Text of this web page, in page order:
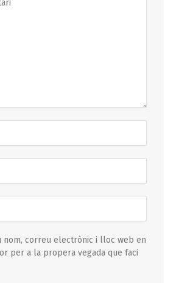
nom, correu electrònic i lloc web en
per a la propera vegada que faci